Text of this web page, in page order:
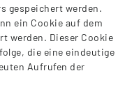
gespeichert werden.
ein Cookie auf dem
werden. Dieser Cookie
die eine eindeutige
Aufrufen der